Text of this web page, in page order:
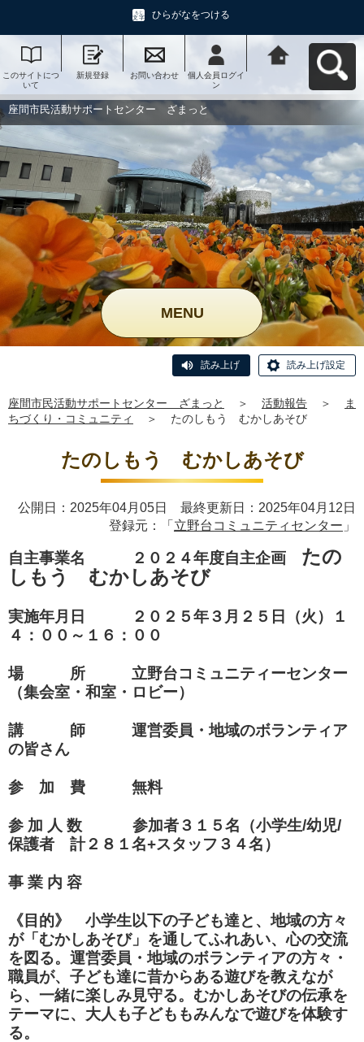
ひらがなをつける
このサイトにつ
いて
新規登録 お問い合わせ
個人会員ログイ
ン
ー ざまっとへ
座間市民活動サポートセンター ざまっと
MENU
読み上げ 読み上げ設定
座間市民活動サポートセンター ざまっと ＞ 活動報告 ＞
ま
ちづくり・コミュニティ
＞ たのしもう むかしあそび
たのしもう むかしあそび
公開日：2025年04月05日 最終更新日：2025年04月12日
登録元：「 立野台コミュニティセンター 」
自主事業名 ２０２４年度自主企画 たの
しもう むかしあそび
実施年月日 ２０２５年３月２５日（火）１
４：００～１６：００
場 所 立野台コミュニティーセンター
（集会室・和室・ロビー）
講 師 運営委員・地域のボランティア
の皆さん
参 加 費 無料
参 加 人 数 参加者３１５名（小学生/幼児/
保護者 計２８１名+スタッフ３４名）
事 業 内 容
《目的》 小学生以下の子ども達と、地域の方々
が「むかしあそび」を通してふれあい、心の交流
を図る。運営委員・地域のボランティアの方々・
職員が、子ども達に昔からある遊びを教えなが
ら、一緒に楽しみ見守る。むかしあそびの伝承を
テーマに、大人も子どももみんなで遊びを体験す
る。